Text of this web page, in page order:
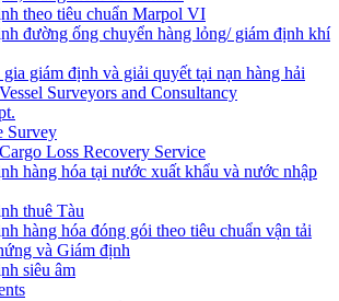
theo tiêu chuẩn Marpol VI
đường ống chuyển hàng lỏng/ giám định khí
giám định và giải quyết tại nạn hàng hải
Surveyors and Consultancy
Survey
Loss Recovery Service
hàng hóa tại nước xuất khẩu và nước nhập
thuê Tàu
hàng hóa đóng gói theo tiêu chuẩn vận tải
và Giám định
siêu âm